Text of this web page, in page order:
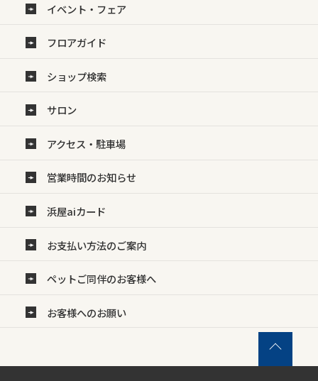
イベント・フェア
フロアガイド
ショップ検索
サロン
アクセス・駐車場
営業時間のお知らせ
浜屋aiカード
お支払い方法のご案内
ペットご同伴のお客様へ
お客様へのお願い